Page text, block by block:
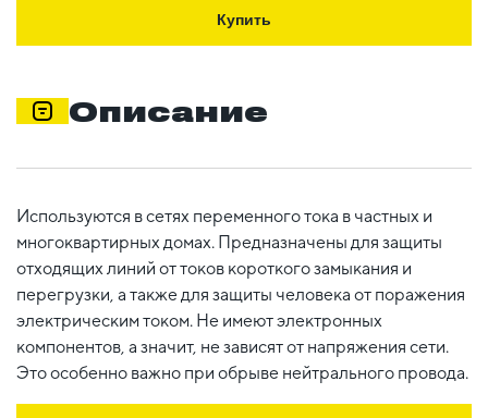
Купить
Описание
Используются в сетях переменного тока в частных и
многоквартирных домах. Предназначены для защиты
отходящих линий от токов короткого замыкания и
перегрузки, а также для защиты человека от поражения
электрическим током. Не имеют электронных
компонентов, а значит, не зависят от напряжения сети.
Это особенно важно при обрыве нейтрального провода.